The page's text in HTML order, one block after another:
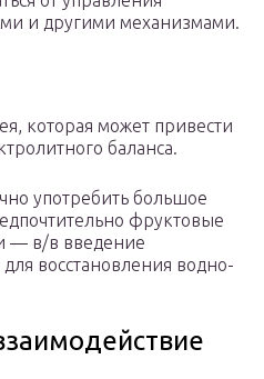
и другими механизмами.
которая может привести
баланса.
употребить большое
фруктовые
— в/в введение
восстановления водно-